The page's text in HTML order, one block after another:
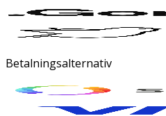
Betalningsalternativ